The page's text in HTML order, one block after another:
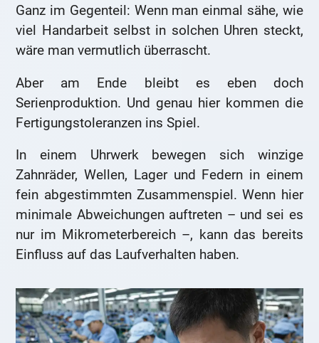
Ganz im Gegenteil: Wenn man einmal sähe, wie
viel Handarbeit selbst in solchen Uhren steckt,
wäre man vermutlich überrascht.
Aber am Ende bleibt es eben doch
Serienproduktion. Und genau hier kommen die
Fertigungstoleranzen ins Spiel.
In einem Uhrwerk bewegen sich winzige
Zahnräder, Wellen, Lager und Federn in einem
fein abgestimmten Zusammenspiel. Wenn hier
minimale Abweichungen auftreten – und sei es
nur im Mikrometerbereich –, kann das bereits
Einfluss auf das Laufverhalten haben.